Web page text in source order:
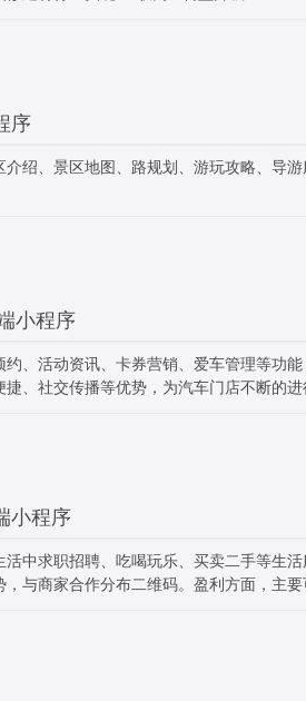
序
介绍、景区地图、路规划、游玩攻略、导
小程序
约、活动资讯、卡券营销、爱车管理等功
捷、社交传播等优势，为汽车门店不断的
小程序
活中求职招聘、吃喝玩乐、买卖二手等生
，与商家合作分布二维码。盈利方面，主